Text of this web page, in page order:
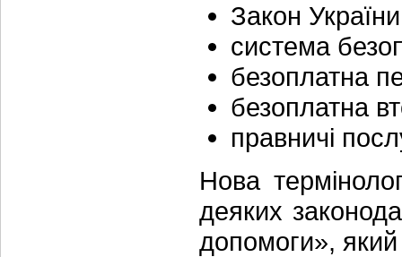
Закон
система
безоплатна
безоплатна
правничі
Нова
деяких
допомоги», який